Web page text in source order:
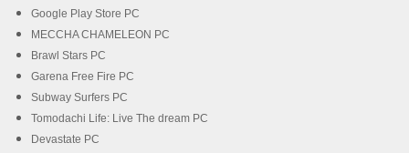
Google Play Store PC
MECCHA CHAMELEON PC
Brawl Stars PC
Garena Free Fire PC
Subway Surfers PC
Tomodachi Life: Live The dream PC
Devastate PC